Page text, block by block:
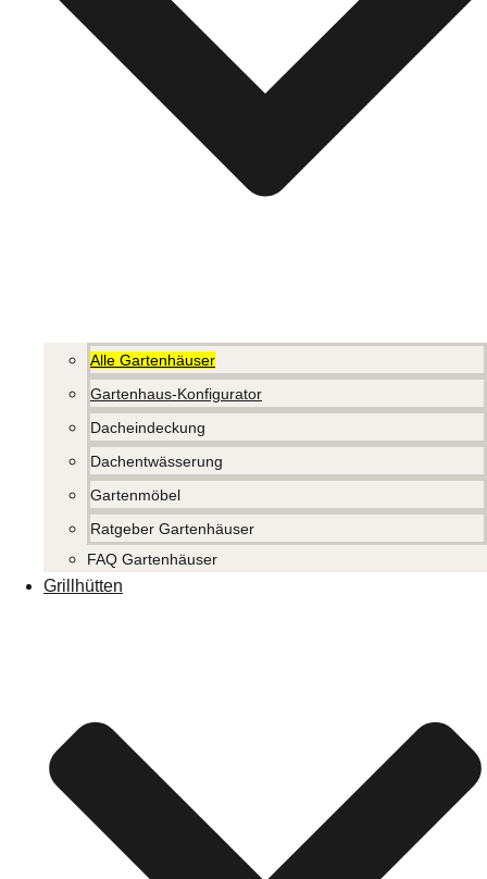
Alle Gartenhäuser
Gartenhaus-Konfigurator
Dacheindeckung
Dachentwässerung
Gartenmöbel
Ratgeber Gartenhäuser
FAQ Gartenhäuser
Grillhütten